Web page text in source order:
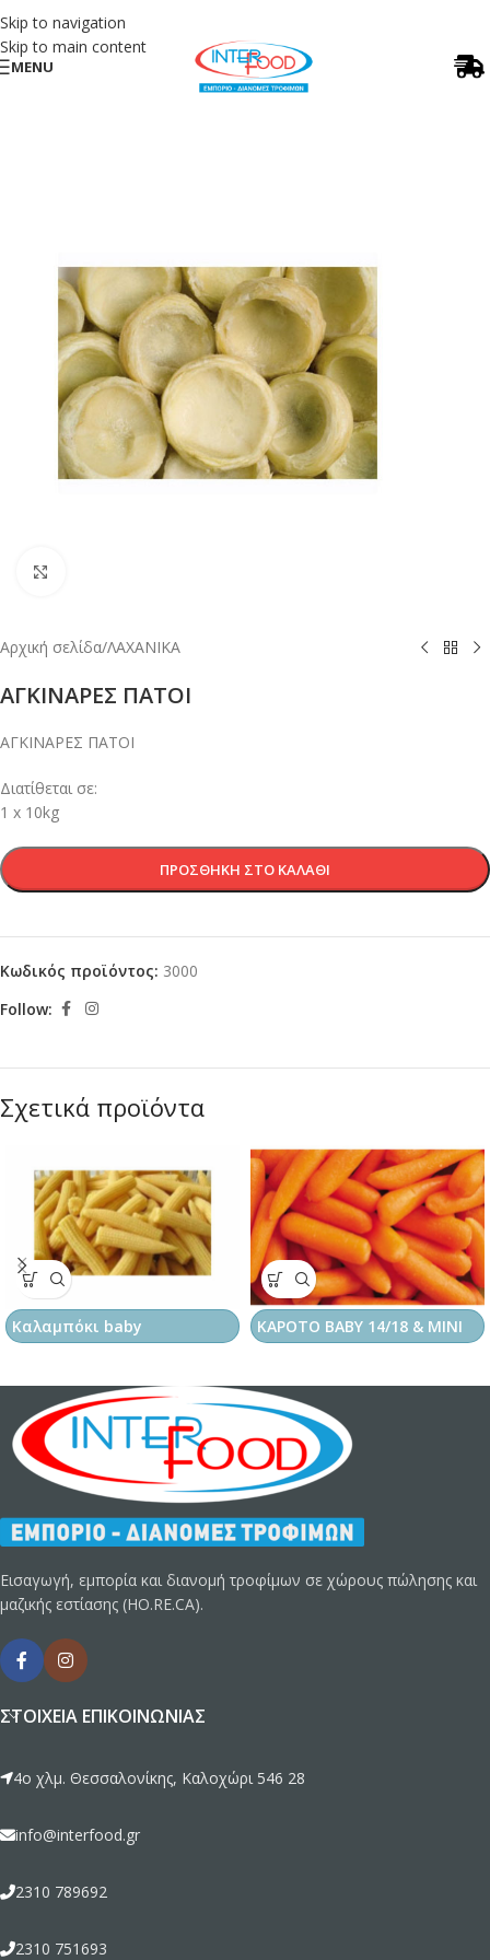
Skip to navigation
Skip to main content
MENU
Αρχική σελίδα/ΛΑΧΑΝΙΚΑ
ΑΓΚΙΝΑΡΕΣ ΠΑΤΟΙ
ΑΓΚΙΝΑΡΕΣ ΠΑΤΟΙ
Διατίθεται σε:
1 x 10kg
ΠΡΟΣΘΉΚΗ ΣΤΟ ΚΑΛΆΘΙ
Κωδικός προϊόντος: 3000
Follow:
Σχετικά προϊόντα
Καλαμπόκι baby ΚΑΡOΤΟ BABY 14/18 & ΜΙΝΙ
Εισαγωγή, εμπορία και διανομή τροφίμων σε χώρους πώλησης και
μαζικής εστίασης (HO.RE.CA).
ΣΤΟΙΧΕΊΑ ΕΠΙΚΟΙΝΩΝΊΑΣ
4ο χλμ. Θεσσαλονίκης, Καλοχώρι 546 28
info@interfood.gr
2310 789692
2310 751693